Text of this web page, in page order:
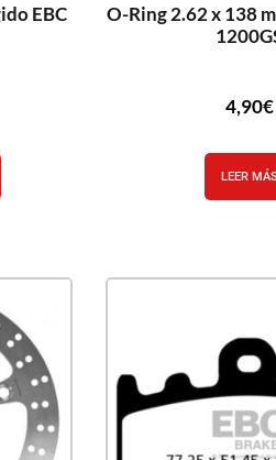
EBC
O-Ring 2.62 x 138
4,90€
LEER